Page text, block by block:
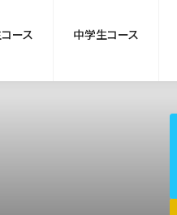
ース 中学生コース
日（金）教室お休みのお知らせ